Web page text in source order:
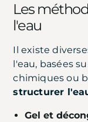
Les
l'eau
Il existe
l'eau, basées
chimiques ou
structurer
Gel et